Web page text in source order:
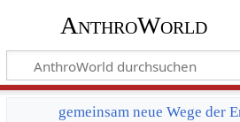
AnthroWorld
gemeinsam neue Wege der